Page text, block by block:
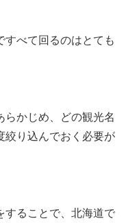
すべて回るのはとても
らかじめ、どの観光名
絞り込んでおく必要が
することで、北海道で